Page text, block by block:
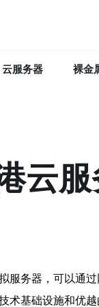
云服务器 裸金
云
服务器，可以通
术基础设施和优